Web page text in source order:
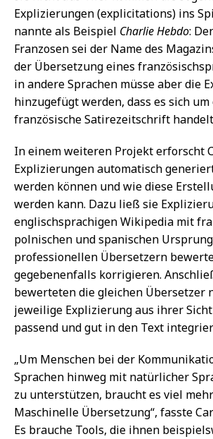
Explizierungen (explicitations) ins
nannte als Beispiel Charlie Hebdo:
Franzosen sei der Name des
der Übersetzung eines
in andere Sprachen müsse aber die
hinzugefügt werden, dass es sich um
französische Satirezeitschrift
In einem weiteren Projekt erforscht
Explizierungen automatisch
werden können und wie diese
werden kann. Dazu ließ sie
englischsprachigen Wikipedia mit
polnischen und spanischen
professionellen Übersetzern
gegebenenfalls korrigieren.
bewerteten die gleichen Übersetzer
jeweilige Explizierung aus ihrer
passend und gut in den Text
„Um Menschen bei der
Sprachen hinweg mit natürlicher
zu unterstützen, braucht es viel
Maschinelle Übersetzung“, fasste
Es brauche Tools, die ihnen